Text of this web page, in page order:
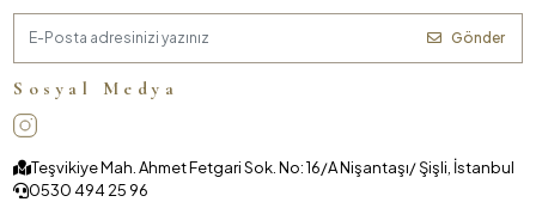
Gönder
Sosyal Medya
Teşvikiye Mah. Ahmet Fetgari Sok. No: 16/A Nişantaşı/ Şişli, İstanbul
0530 494 25 96